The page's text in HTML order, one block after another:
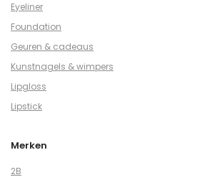
Eyeliner
Foundation
Geuren & cadeaus
Kunstnagels & wimpers
Lipgloss
Lipstick
Merken
2B